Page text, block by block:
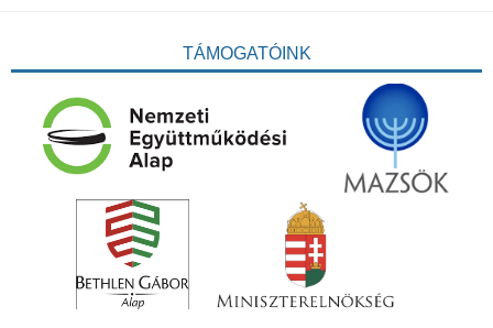
TÁMOGATÓINK